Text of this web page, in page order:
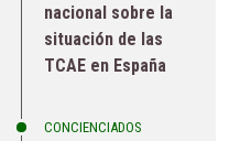
nacional sobre la
situación de las
TCAE en España
CONCIENCIADOS